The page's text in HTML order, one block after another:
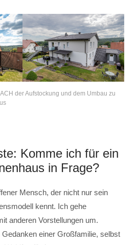
der Aufstockung und dem Umbau zu
Komme ich für ein
in Frage?
Mensch, der nicht nur sein
kennt. Ich gehe
anderen Vorstellungen um.
Gedanken einer Großfamilie, selbst